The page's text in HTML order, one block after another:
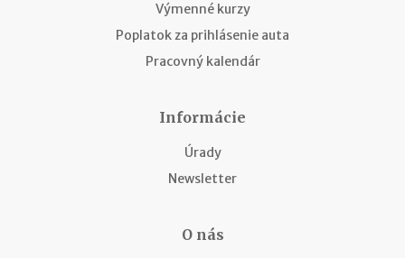
Výmenné kurzy
Poplatok za prihlásenie auta
Pracovný kalendár
Informácie
Úrady
Newsletter
O nás